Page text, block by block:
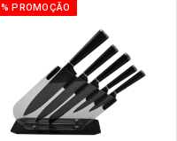
% PROMOÇÃO